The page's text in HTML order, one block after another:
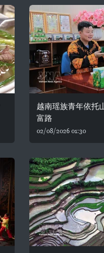
越南瑶族青年依托
富路
02/08/2026 01:30